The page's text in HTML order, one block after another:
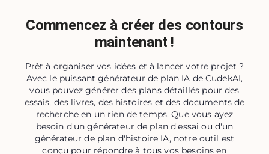
Commencez à créer des contours
maintenant !
Prêt à organiser vos idées et à lancer votre projet ?
Avec le puissant générateur de plan IA de CudekAI,
vous pouvez générer des plans détaillés pour des
essais, des livres, des histoires et des documents de
recherche en un rien de temps. Que vous ayez
besoin d'un générateur de plan d'essai ou d'un
générateur de plan d'histoire IA, notre outil est
conçu pour répondre à tous vos besoins en